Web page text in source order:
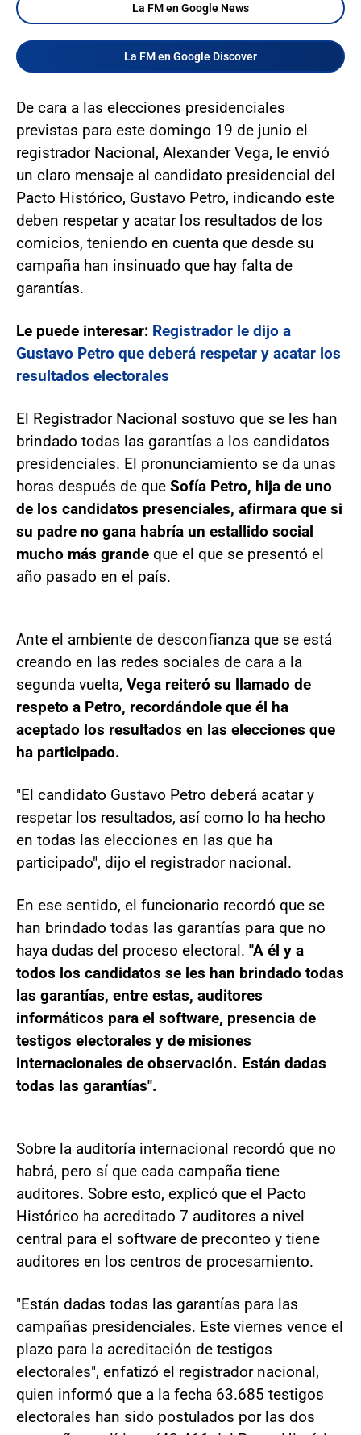
La FM en Google News
La FM en Google Discover
De cara a las elecciones presidenciales
previstas para este domingo 19 de junio el
registrador Nacional, Alexander Vega, le envió
un claro mensaje al candidato presidencial del
Pacto Histórico, Gustavo Petro, indicando este
deben respetar y acatar los resultados de los
comicios, teniendo en cuenta que desde su
campaña han insinuado que hay falta de
garantías.
Le puede interesar: Registrador le dijo a
Gustavo Petro que deberá respetar y acatar los
resultados electorales
El Registrador Nacional sostuvo que se les han
brindado todas las garantías a los candidatos
presidenciales. El pronunciamiento se da unas
horas después de que Sofía Petro, hija de uno
de los candidatos presenciales, afirmara que si
su padre no gana habría un estallido social
mucho más grande que el que se presentó el
año pasado en el país.
Ante el ambiente de desconfianza que se está
creando en las redes sociales de cara a la
segunda vuelta, Vega reiteró su llamado de
respeto a Petro, recordándole que él ha
aceptado los resultados en las elecciones que
ha participado.
"El candidato Gustavo Petro deberá acatar y
respetar los resultados, así como lo ha hecho
en todas las elecciones en las que ha
participado", dijo el registrador nacional.
En ese sentido, el funcionario recordó que se
han brindado todas las garantías para que no
haya dudas del proceso electoral. "A él y a
todos los candidatos se les han brindado todas
las garantías, entre estas, auditores
informáticos para el software, presencia de
testigos electorales y de misiones
internacionales de observación. Están dadas
todas las garantías".
Sobre la auditoría internacional recordó que no
habrá, pero sí que cada campaña tiene
auditores. Sobre esto, explicó que el Pacto
Histórico ha acreditado 7 auditores a nivel
central para el software de preconteo y tiene
auditores en los centros de procesamiento.
"Están dadas todas las garantías para las
campañas presidenciales. Este viernes vence el
plazo para la acreditación de testigos
electorales", enfatizó el registrador nacional,
quien informó que a la fecha 63.685 testigos
electorales han sido postulados por las dos